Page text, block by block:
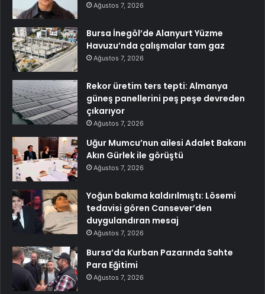
Ağustos 7, 2026
Bursa İnegöl’de Alanyurt Yüzme
Havuzu’nda çalışmalar tam gaz
Ağustos 7, 2026
Rekor üretim ters tepti: Almanya
güneş panellerini peş peşe devreden
çıkarıyor
Ağustos 7, 2026
Uğur Mumcu’nun ailesi Adalet Bakanı
Akın Gürlek ile görüştü
Ağustos 7, 2026
Yoğun bakıma kaldırılmıştı: Lösemi
tedavisi gören Cansever’den
duygulandıran mesaj
Ağustos 7, 2026
Bursa’da Kurban Pazarında Sahte
Para Eğitimi
Ağustos 7, 2026